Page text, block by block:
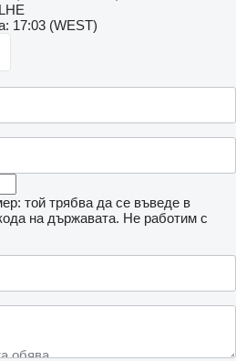
17:03 (WEST)
той трябва да се въведе в
на държавата. Не работим с